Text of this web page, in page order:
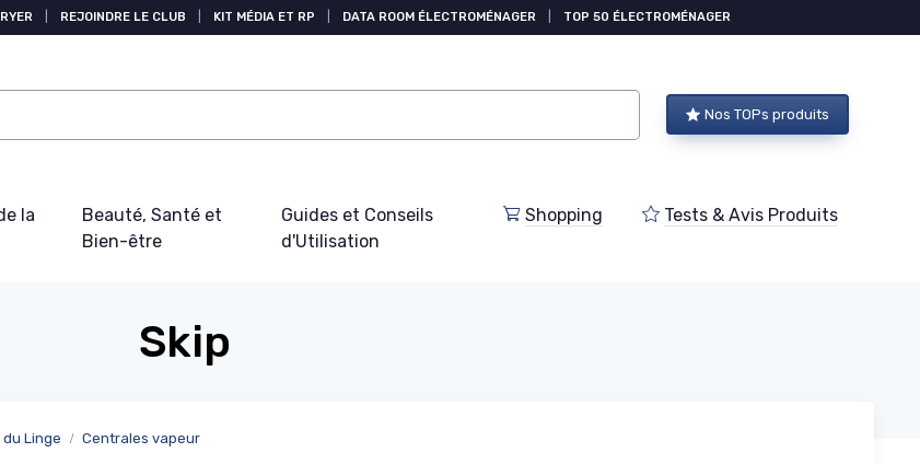
REJOINDRE LE CLUB KIT MÉDIA ET RP DATA ROOM ÉLECTROMÉNAGER TOP 50 ÉLECTROMÉNAGER
Nos TOPs produits
la
Beauté, Santé et
Bien-être
Guides et Conseils
d'Utilisation
Shopping Tests & Avis Produits
Skip
Linge Centrales vapeur